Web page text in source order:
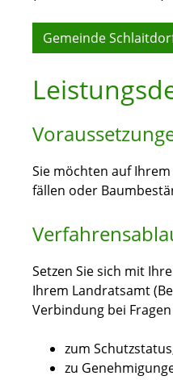
Gemeinde
Sie möchten auf
fällen oder
Setzen Sie sich mit
Ihrem Landratsamt
Verbindung bei Fragen
zum
zu